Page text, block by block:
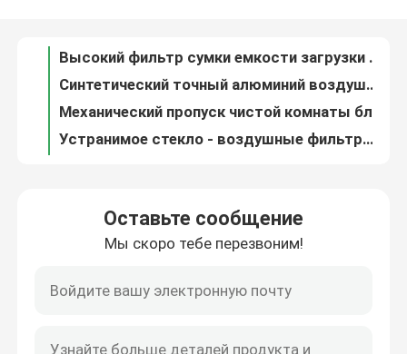
Проверка качества
Свяжитесь мы
воздушные фильтры мешка
Воздушные фильтры HVAC
воздушный фильтр hepa
Портативная модульная будочка ливня воздуха чистой комнаты чистая с Хепа Ффу Софтвалл
Ливень воздуха чистой комнаты портативной машинки класса 100/комната ламинарной подачи чистая
Очиститель воздуха фильтра Хепа Плеат ОЭМ мини с микро- стеклом - средствами массовой информации волокна
Фильтр входа воздушных фильтров Ашраэ Мерв 8 плиссированный Пре для блока кондиционирования воздуха
Оставьте сообщение
Мы скоро тебе перезвоним!